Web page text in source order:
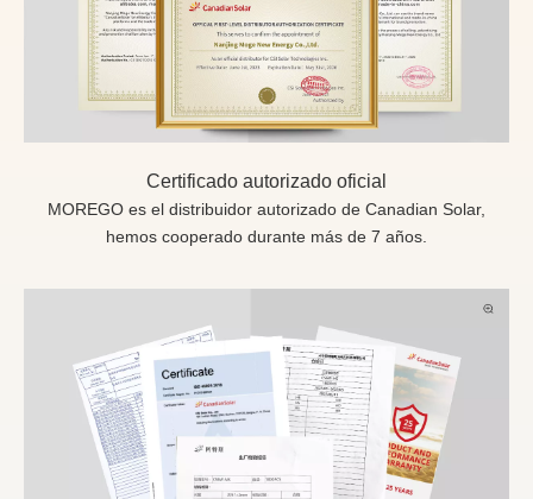
Certificado autorizado oficial
MOREGO es el distribuidor autorizado de Canadian Solar,
hemos cooperado durante más de 7 años.